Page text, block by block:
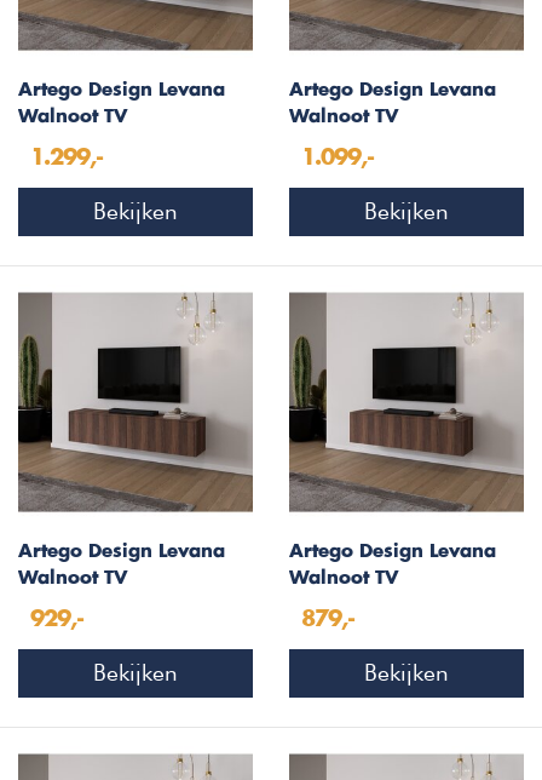
Artego Design Levana
Walnoot TV
1.299,-
Bekijken
Artego Design Levana
Walnoot TV
1.099,-
Bekijken
Artego Design Levana
Walnoot TV
929,-
Bekijken
Artego Design Levana
Walnoot TV
879,-
Bekijken